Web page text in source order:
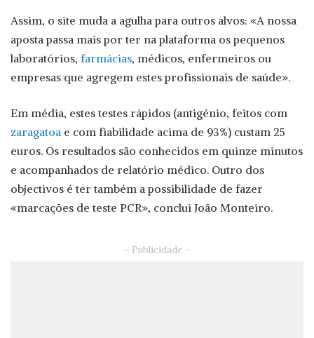
Assim, o site muda a agulha para outros alvos: «A nossa
aposta passa mais por ter na plataforma os pequenos
laboratórios, farmácias, médicos, enfermeiros ou
empresas que agregem estes profissionais de saúde».
Em média, estes testes rápidos (antigénio, feitos com
zaragatoa e com fiabilidade acima de 93%) custam 25
euros. Os resultados são conhecidos em quinze minutos
e acompanhados de relatório médico. Outro dos
objectivos é ter também a possibilidade de fazer
«marcações de teste PCR», conclui João Monteiro.
– Publicidade –